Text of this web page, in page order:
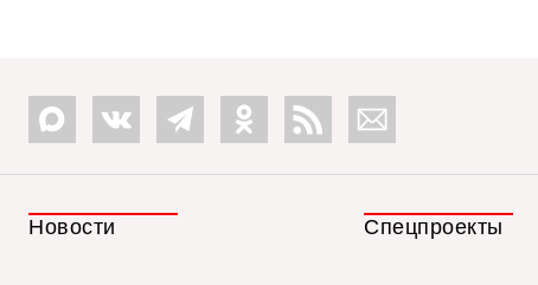
Новости Спецпроекты